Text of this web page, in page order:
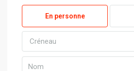
08
09
En personne
Créneau